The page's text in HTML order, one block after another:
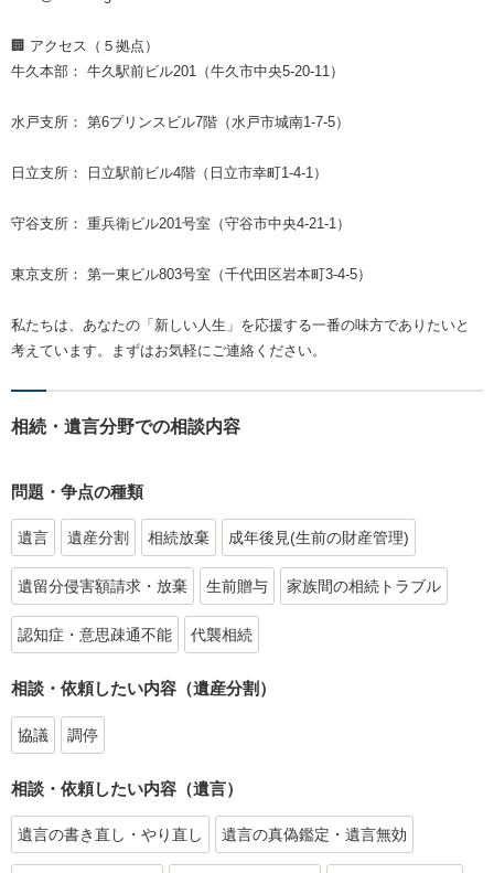
🏢 アクセス（５拠点）
牛久本部： 牛久駅前ビル201（牛久市中央5-20-11）
水戸支所： 第6プリンスビル7階（水戸市城南1-7-5）
日立支所： 日立駅前ビル4階（日立市幸町1-4-1）
守谷支所： 重兵衛ビル201号室（守谷市中央4-21-1）
東京支所： 第一東ビル803号室（千代田区岩本町3-4-5）
私たちは、あなたの「新しい人生」を応援する一番の味方でありたいと
考えています。まずはお気軽にご連絡ください。
相続・遺言分野での相談内容
問題・争点の種類
遺言 遺産分割 相続放棄 成年後見(生前の財産管理)
遺留分侵害額請求・放棄 生前贈与 家族間の相続トラブル
認知症・意思疎通不能 代襲相続
相談・依頼したい内容（遺産分割）
協議 調停
相談・依頼したい内容（遺言）
遺言の書き直し・やり直し 遺言の真偽鑑定・遺言無効